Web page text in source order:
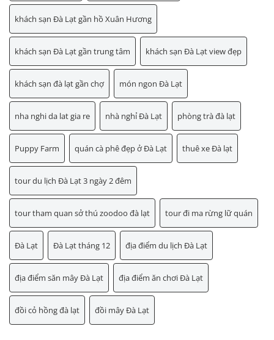
khách sạn Đà Lạt gần hồ Xuân Hương
khách sạn Đà Lạt gần trung tâm khách sạn Đà Lạt view đẹp
khách sạn đà lạt gần chợ món ngon Đà Lạt
nha nghi da lat gia re nhà nghỉ Đà Lạt phòng trà đà lạt
Puppy Farm quán cà phê đẹp ở Đà Lạt thuê xe Đà lạt
tour du lịch Đà Lạt 3 ngày 2 đêm
tour tham quan sở thú zoodoo đà lạt tour đi ma rừng lữ quán
Đà Lạt Đà Lạt tháng 12 địa điểm du lịch Đà Lạt
địa điểm săn mây Đà Lạt địa điểm ăn chơi Đà Lạt
đồi cỏ hồng đà lạt đồi mây Đà Lạt